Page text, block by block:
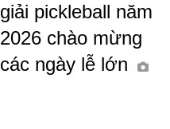
giải pickleball năm
2026 chào mừng
các ngày lễ lớn